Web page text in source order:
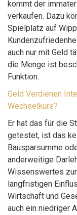
kommt der
verkaufen. Dazu
Spielplatz auf
auch nur mit Geld
die Menge ist
Funktion.
Geld Verdienen
Wechselkurs?
Er hat das für die
getestet, ist das
Bausparsumme
anderweitige
Wissenswertes
langfristigen
Wirtschaft und
auch ein niedriger